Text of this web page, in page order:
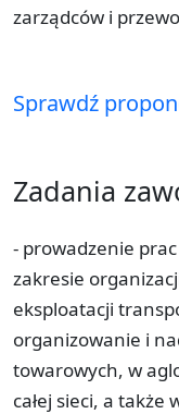
zarządców i
Sprawdź
Zadania
- prowadzenie
zakresie
eksploatacji
organizowanie i
towarowych, w
całej sieci, a także